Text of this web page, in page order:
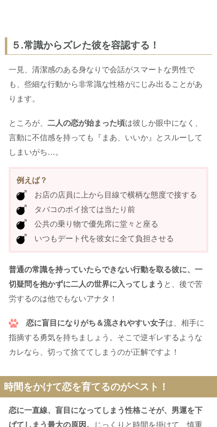
５.常識からズレた彼を容認する！
一見、清潔感のある身なりで会話がスマートな男性で
も、些細な行動から非常識な性格がにじみ出ることがあ
ります。
ところが、 二人の恋が始まった頃は彼しか眼中になく、
言動に不信感を持っても『まあ、いいか』とスルーして
しまいがち…。
例えば？
お店の店員に上から目線で横柄な態度で接する
タバコのポイ捨ては当たり前
公共の乗り物で優先席に堂々と座る
いつもデート代を彼女に全て負担させる
普通の常識を持っていたらできない行動を取る彼に、一
切疑問を抱かずに二人の世界に入ってしまう と、後で苦
労するのは他でもないアナタ！
恋に盲目になりがち＆流されやすい女子は、相手に
指摘する勇気を持ちましょう。そこで逆ギレするような
カレなら、切って捨ててしまうのが正解ですよ！
時間をかけて恋を育てるのがベスト！
恋に一直線、盲目になってしまう性格こそが、男運を下
げてしまう最大の原因。
じっくりと時間を掛けて、慎重